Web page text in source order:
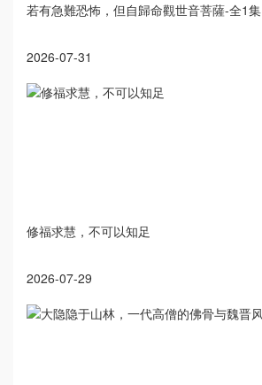
若有急難恐怖，但自歸命觀世音菩薩-全1集
2026-07-31
修福求慧，不可以知足
2026-07-29